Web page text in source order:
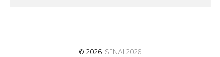
© 2026 SENAI 2026